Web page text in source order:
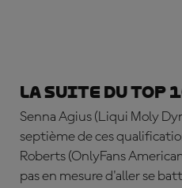
La suite du top
Senna Agius (Liqui Moly
septième de ces
Roberts (OnlyFans
pas en mesure d'aller se